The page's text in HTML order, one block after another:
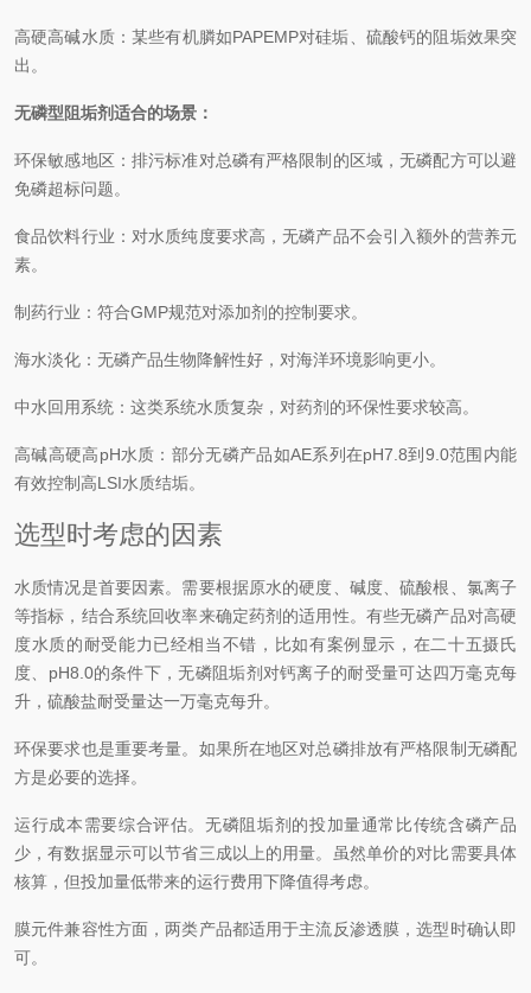
高硬高碱水质：某些有机膦如PAPEMP对硅垢、硫酸钙的阻垢效果突
出。
无磷型阻垢剂适合的场景：
环保敏感地区：排污标准对总磷有严格限制的区域，无磷配方可以避
免磷超标问题。
食品饮料行业：对水质纯度要求高，无磷产品不会引入额外的营养元
素。
制药行业：符合GMP规范对添加剂的控制要求。
海水淡化：无磷产品生物降解性好，对海洋环境影响更小。
中水回用系统：这类系统水质复杂，对药剂的环保性要求较高。
高碱高硬高pH水质：部分无磷产品如AE系列在pH7.8到9.0范围内能
有效控制高LSI水质结垢。
选型时考虑的因素
水质情况是首要因素。需要根据原水的硬度、碱度、硫酸根、氯离子
等指标，结合系统回收率来确定药剂的适用性。有些无磷产品对高硬
度水质的耐受能力已经相当不错，比如有案例显示，在二十五摄氏
度、pH8.0的条件下，无磷阻垢剂对钙离子的耐受量可达四万毫克每
升，硫酸盐耐受量达一万毫克每升。
环保要求也是重要考量。如果所在地区对总磷排放有严格限制无磷配
方是必要的选择。
运行成本需要综合评估。无磷阻垢剂的投加量通常比传统含磷产品
少，有数据显示可以节省三成以上的用量。虽然单价的对比需要具体
核算，但投加量低带来的运行费用下降值得考虑。
膜元件兼容性方面，两类产品都适用于主流反渗透膜，选型时确认即
可。